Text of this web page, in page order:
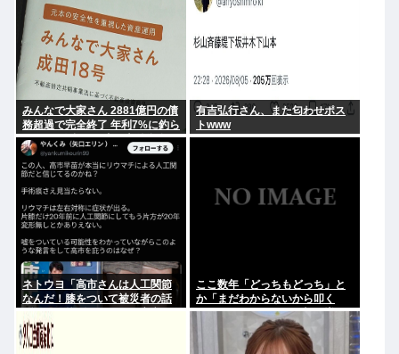
みんなで大家さん 2881億円の債
務超過で完全終了 年利7%に釣ら
れた3万人超の弱者の老後資金
2000億円が消滅
有吉弘行さん、また匂わせポス
トwww
ネトウヨ「高市さんは人工関節
なんだ！膝をついて被災者の話
聞くとか拷問だろ！」⇒高市の
膝に人工関節の手術痕が見当た
らない
ここ数年「どっちもどっち」と
か「まだわからないから叩く
な」とかゆうチキン野郎が増え
たけどどっから来たの？(´・ω・